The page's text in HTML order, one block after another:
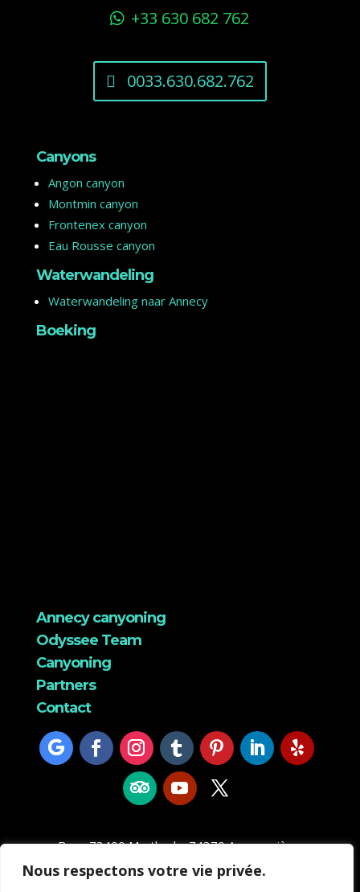
Nous respectons votre vie privée.
+33 630 682 762
0033.630.682.762
Canyons
Angon canyon
Montmin canyon
Frontenex canyon
Eau Rousse canyon
Waterwandeling
Waterwandeling naar Annecy
Boeking
Annecy canyoning
Odyssee Team
Canyoning
Partners
Contact
Base 73400 Marthod – 74370 Annecy siège
Odyssée canyon